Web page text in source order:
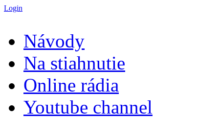
Login
Návody
Na stiahnutie
Online rádia
Youtube channel